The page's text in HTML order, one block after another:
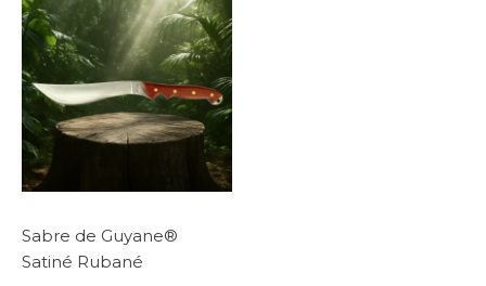
Sabre de Guyane®
Satiné Rubané